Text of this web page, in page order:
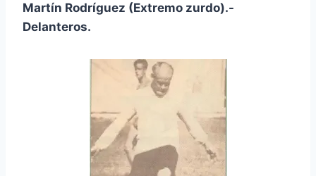
Martín Rodríguez (Extremo zurdo).-
Delanteros.